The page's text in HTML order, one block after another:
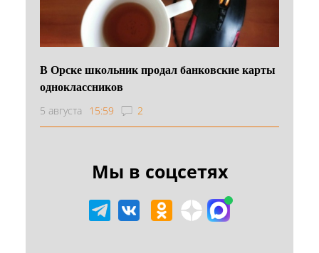
В Орске школьник продал банковские карты
одноклассников
5 августа 15:59 2
Мы в соцсетях